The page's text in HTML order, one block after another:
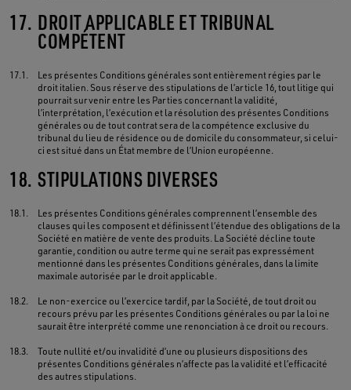
17. DROIT APPLICABLE ET TRIBUNAL
COMPÉTENT
17.1.
Les présentes Conditions générales sont entièrement régies par le
droit italien. Sous réserve des stipulations de l’article 16, tout litige qui
pourrait survenir entre les Parties concernant la validité,
l’interprétation, l’exécution et la résolution des présentes Conditions
générales ou de tout contrat sera de la compétence exclusive du
tribunal du lieu de résidence ou de domicile du consommateur, si celui-
ci est situé dans un État membre de l’Union européenne.
18. STIPULATIONS DIVERSES
18.1.
Les présentes Conditions générales comprennent l’ensemble des
clauses qui les composent et définissent l’étendue des obligations de la
Société en matière de vente des produits. La Société décline toute
garantie, condition ou autre terme qui ne serait pas expressément
mentionné dans les présentes Conditions générales, dans la limite
maximale autorisée par le droit applicable.
18.2.
Le non-exercice ou l’exercice tardif, par la Société, de tout droit ou
recours prévu par les présentes Conditions générales ou par la loi ne
saurait être interprété comme une renonciation à ce droit ou recours.
18.3.
Toute nullité et/ou invalidité d’une ou plusieurs dispositions des
présentes Conditions générales n’affecte pas la validité et l’efficacité
des autres stipulations.